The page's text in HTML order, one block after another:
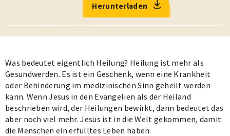
Herunterladen
Was bedeutet eigentlich Heilung? Heilung ist mehr als
Gesundwerden. Es ist ein Geschenk, wenn eine Krankheit
oder Behinderung im medizinischen Sinn geheilt werden
kann. Wenn Jesus in den Evangelien als der Heiland
beschrieben wird, der Heilungen bewirkt, dann bedeutet das
aber noch viel mehr. Jesus ist in die Welt gekommen, damit
die Menschen ein erfülltes Leben haben.